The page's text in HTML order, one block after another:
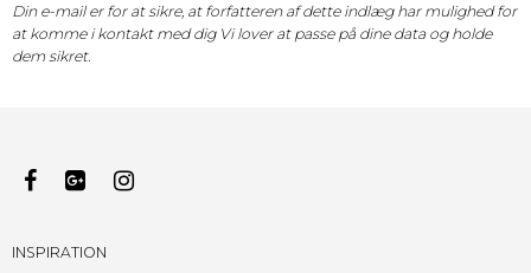
Din e-mail er for at sikre, at forfatteren af dette indlæg har mulighed for
at komme i kontakt med dig Vi lover at passe på dine data og holde
dem sikret.
INSPIRATION